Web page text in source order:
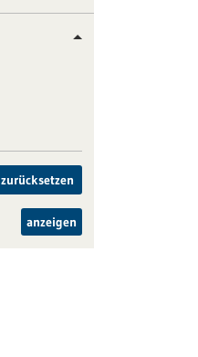
zurücksetzen
anzeigen